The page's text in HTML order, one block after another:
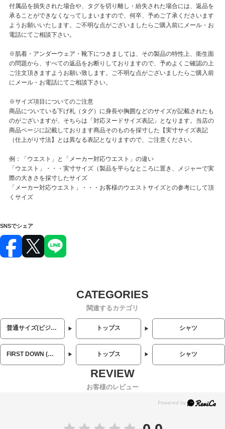
付属品を損失された場合や、タグを切り離し・紛失された場合には、返品を
承ることができなくなってしまいますので、何卒、予めご了承くださいます
ようお願いいたします。ご不明な点がございましたらご購入前にメール・お
電話にてご相談下さい。
※肌着・アンダーウェア・靴下につきましては、その製品の特性上、衛生面
の問題から、すべての返品をお断りしておりますので、予めよくご確認の上
ご注文頂きますようお願い致します。ご不明な点がございましたらご購入前
にメール・お電話にてご相談下さい。
※サイズ項目についてのご注意
商品についている下げ札（タグ）に身長や胸囲などのサイズが記載されたも
のがございますが、そちらは「対応ヌードサイズ表記」となります。当店の
商品ページに記載しております商品そのものを採寸した【実寸サイズ表記
（仕上がり寸法】とは異なる表記となりますので、ご注意ください。
例：「ウエスト」と「メーカー対応ウエスト」の違い
「ウエスト」・・・実寸サイズ（製品を平らなところに置き、メジャーで実
際の大きさを採寸したサイズ
「メーカー対応ウエスト」・・・お客様のウエストサイズとの参考にして頂
くサイズ
SNSでシェア
関連するカテゴリ
普通サイズ(ビジネス・カジュアル) トップス シャツ
FIRST DOWN (ファーストダウン) トップス シャツ
お客様のレビュー